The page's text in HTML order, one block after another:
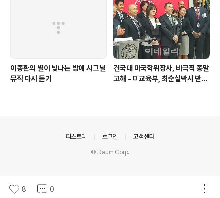
이종환의 별이 빛나는 밤에 시그널
뮤직 다시 듣기
건국대 미국학위장사, 비극적 종말
고해 - 미교육부, 최순실박사 받은
8 0
티스토리 로그인 고객센터
© Daum Corp.